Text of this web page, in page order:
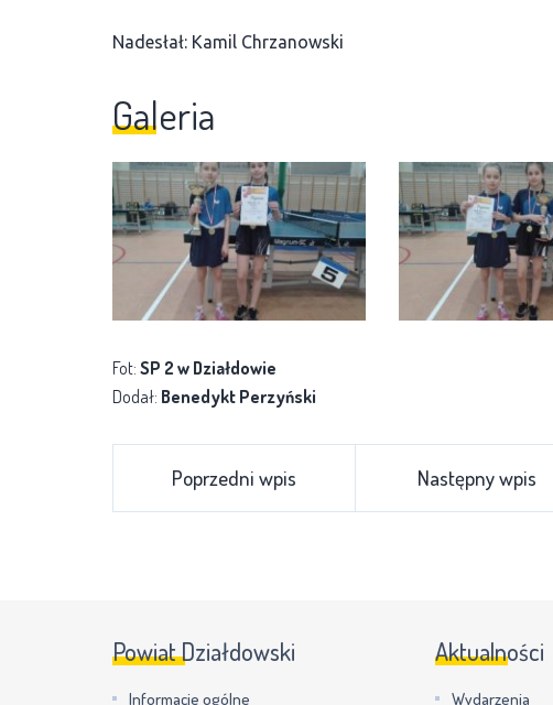
Nadesłał: Kamil Chrzanowski
Galeria
Fot: SP 2 w Działdowie
Dodał: Benedykt Perzyński
Poprzedni wpis Następny wpis
Powiat Działdowski
Informacje ogólne
Aktualności
Wydarzenia